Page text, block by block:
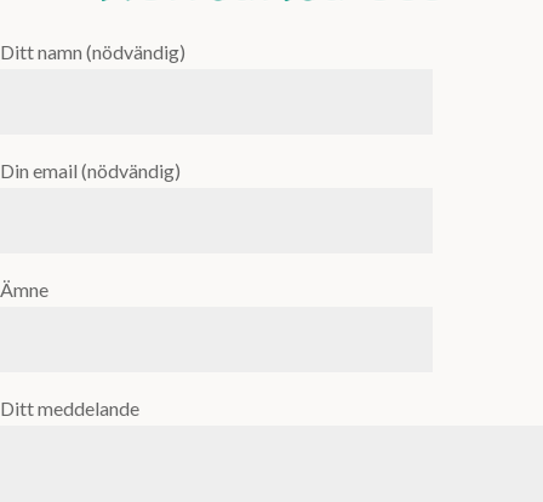
Ditt namn (nödvändig)
Din email (nödvändig)
Ämne
Ditt meddelande